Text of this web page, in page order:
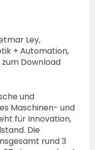
Ley,
+ Automation,
Download
und
Maschinen- und
für Innovation,
Die
rund 3